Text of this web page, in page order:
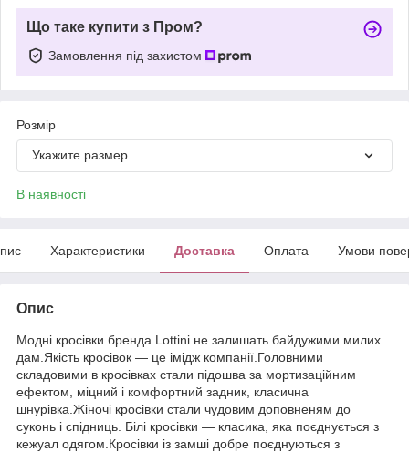
Що таке купити з Пром?
Замовлення під захистом
Розмір
Укажите размер
В наявності
Характеристики Доставка Оплата Умови
Опис
Модні кросівки бренда Lottini не залишать байдужими милих
дам.Якість кросівок — це імідж компанії.Головними
складовими в кросівках стали підошва за мортизаційним
ефектом, міцний і комфортний задник, класична
шнурівка.Жіночі кросівки стали чудовим доповненям до
суконь і спідниць. Білі кросівки — класика, яка поєднується з
кежуал одягом.Кросівки із замші добре поєднуються з